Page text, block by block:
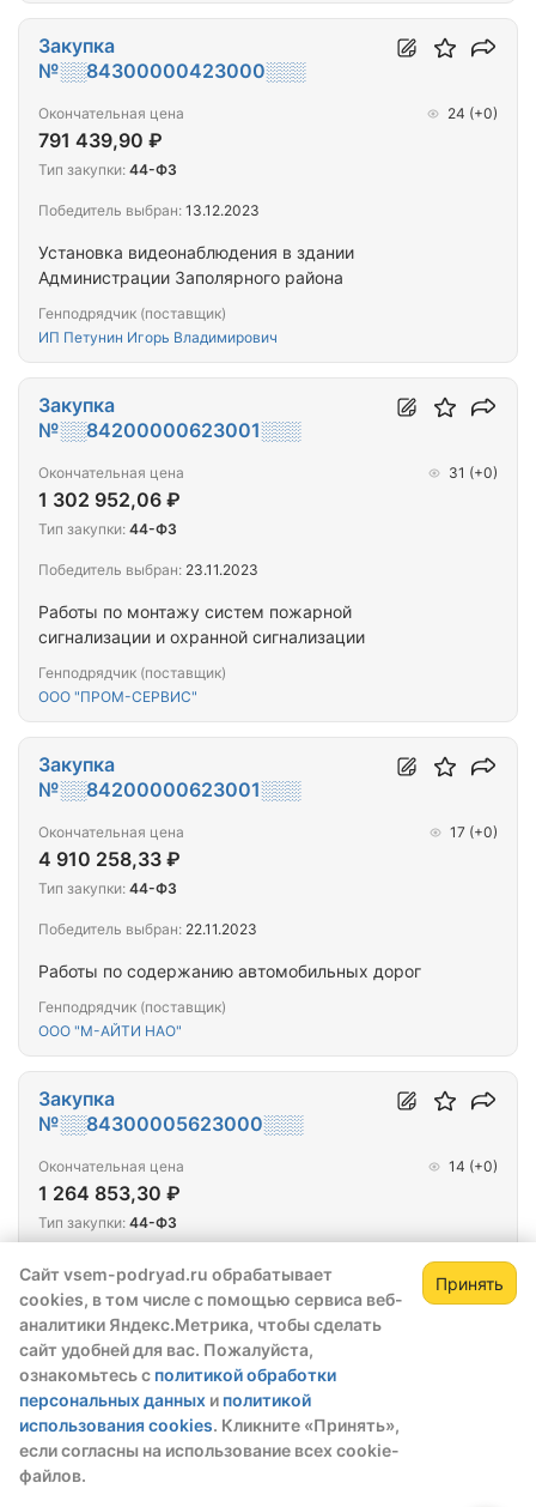
Сайт vsem-podryad.ru обрабатывает
cookies, в том числе с помощью сервиса веб-
аналитики Яндекс.Метрика, чтобы сделать
сайт удобней для вас. Пожалуйста,
ознакомьтесь с политикой обработки
персональных данных и политикой
использования cookies. Кликните «Принять»,
если согласны на использование всех cookie-
файлов.
Принять
Установка видеонаблюдения в здании
Администрации Заполярного района
Генподрядчик (поставщик)
ИП Петунин Игорь Владимирович
Закупка
№░░84300000423000░░░
Окончательная цена
791 439,90 ₽
24 (+0)
Тип закупки: 44-ФЗ
Победитель выбран: 13.12.2023
Работы по монтажу систем пожарной
сигнализации и охранной сигнализации
Генподрядчик (поставщик)
ООО "ПРОМ-СЕРВИС"
Закупка
№░░84200000623001░░░
Окончательная цена
1 302 952,06 ₽
31 (+0)
Тип закупки: 44-ФЗ
Победитель выбран: 23.11.2023
Работы по содержанию автомобильных дорог
Генподрядчик (поставщик)
ООО "М-АЙТИ НАО"
Закупка
№░░84200000623001░░░
Окончательная цена
4 910 258,33 ₽
17 (+0)
Тип закупки: 44-ФЗ
Победитель выбран: 22.11.2023
Монтаж светодиодных деревьев в МО "Городское
поселение "Рабочий поселок Искателей"
ИП Цявко Сергей Владимирович
Закупка
№░░84300005623000░░░
Окончательная цена
1 264 853,30 ₽
14 (+0)
Тип закупки: 44-ФЗ
Победитель выбран: 13.11.2023
Закупка №░░8470000012300░░░
Зарегистрируйтесь,
чтобы открыть сведения о закупке
скрытые данные станут доступны после
регистрации или входа в профиль
Зарегистрироваться Войти